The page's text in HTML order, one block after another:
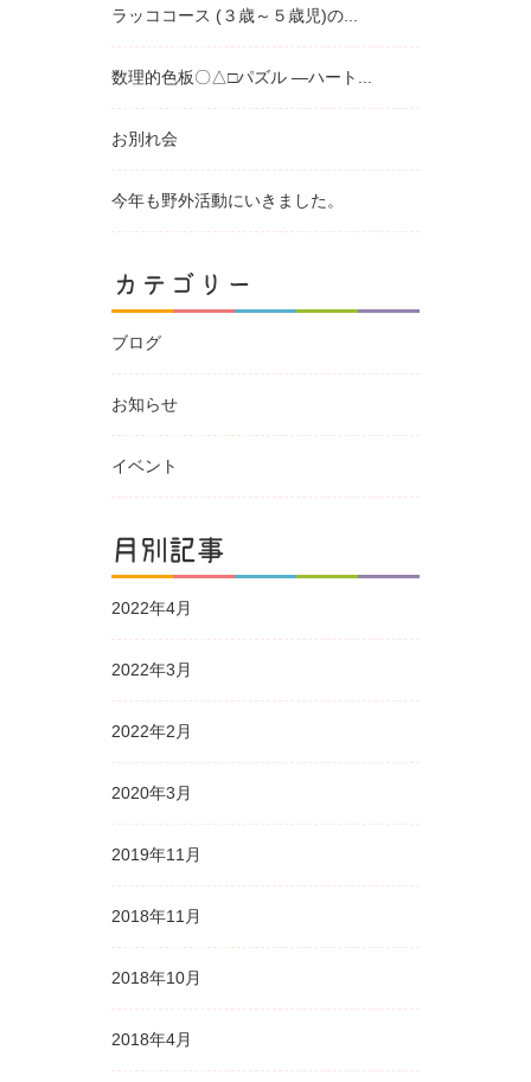
ラッココース (３歳～５歳児)の...
数理的色板〇△□パズル ―ハート...
お別れ会
今年も野外活動にいきました。
カテゴリー
ブログ
お知らせ
イベント
月別記事
2022年4月
2022年3月
2022年2月
2020年3月
2019年11月
2018年11月
2018年10月
2018年4月